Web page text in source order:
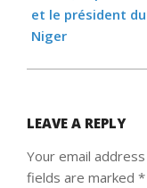
et le président du
Niger
LEAVE A REPLY
Your email
fields are marked *